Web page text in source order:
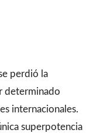
perdió la
determinado
internacionales.
superpotencia